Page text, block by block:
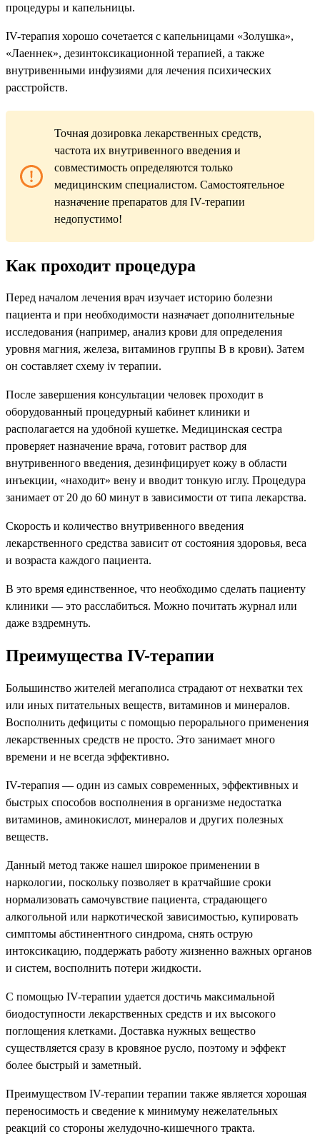
процедуры и капельницы.
IV-терапия хорошо сочетается с капельницами «Золушка»,
«Лаеннек», дезинтоксикационной терапией, а также
внутривенными инфузиями для лечения психических
расстройств.
Точная дозировка лекарственных средств,
частота их внутривенного введения и
совместимость определяются только
медицинским специалистом. Самостоятельное
назначение препаратов для IV-терапии
недопустимо!
Как проходит процедура
Перед началом лечения врач изучает историю болезни
пациента и при необходимости назначает дополнительные
исследования (например, анализ крови для определения
уровня магния, железа, витаминов группы В в крови). Затем
он составляет схему iv терапии.
После завершения консультации человек проходит в
оборудованный процедурный кабинет клиники и
располагается на удобной кушетке. Медицинская сестра
проверяет назначение врача, готовит раствор для
внутривенного введения, дезинфицирует кожу в области
инъекции, «находит» вену и вводит тонкую иглу. Процедура
занимает от 20 до 60 минут в зависимости от типа лекарства.
Скорость и количество внутривенного введения
лекарственного средства зависит от состояния здоровья, веса
и возраста каждого пациента.
В это время единственное, что необходимо сделать пациенту
клиники — это расслабиться. Можно почитать журнал или
даже вздремнуть.
Преимущества IV-терапии
Большинство жителей мегаполиса страдают от нехватки тех
или иных питательных веществ, витаминов и минералов.
Восполнить дефициты с помощью перорального применения
лекарственных средств не просто. Это занимает много
времени и не всегда эффективно.
IV-терапия — один из самых современных, эффективных и
быстрых способов восполнения в организме недостатка
витаминов, аминокислот, минералов и других полезных
веществ.
Данный метод также нашел широкое применении в
наркологии, поскольку позволяет в кратчайшие сроки
нормализовать самочувствие пациента, страдающего
алкогольной или наркотической зависимостью, купировать
симптомы абстинентного синдрома, снять острую
интоксикацию, поддержать работу жизненно важных органов
и систем, восполнить потери жидкости.
С помощью IV-терапии удается достичь максимальной
биодоступности лекарственных средств и их высокого
поглощения клетками. Доставка нужных вещество
существляется сразу в кровяное русло, поэтому и эффект
более быстрый и заметный.
Преимуществом IV-терапии терапии также является хорошая
переносимость и сведение к минимуму нежелательных
реакций со стороны желудочно-кишечного тракта.